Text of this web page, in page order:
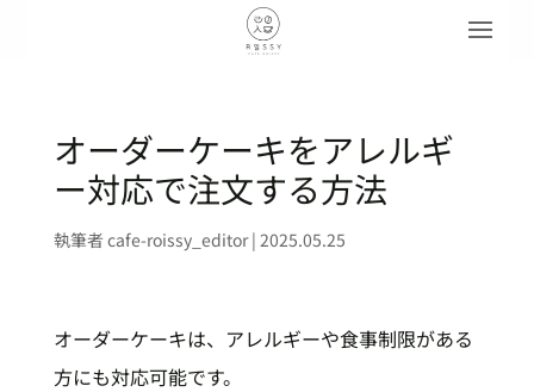
オーダーケーキをアレルギ
ー対応で注文する方法
執筆者cafe-roissy_editor| 2025.05.25
オーダーケーキは、アレルギーや食事制限がある
方にも対応可能です。